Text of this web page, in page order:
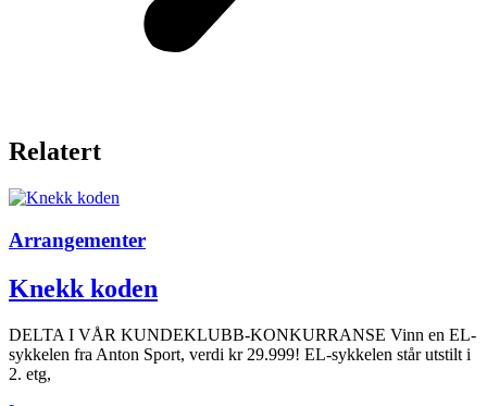
Relatert
Arrangementer
Knekk koden
DELTA I VÅR KUNDEKLUBB-KONKURRANSE Vinn en EL-
sykkelen fra Anton Sport, verdi kr 29.999! EL-sykkelen står utstilt i
2. etg,